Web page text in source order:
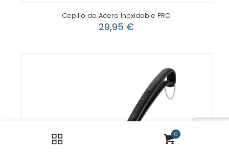
Cepillo de Acero Inoxidable PRO
29,95 €
0